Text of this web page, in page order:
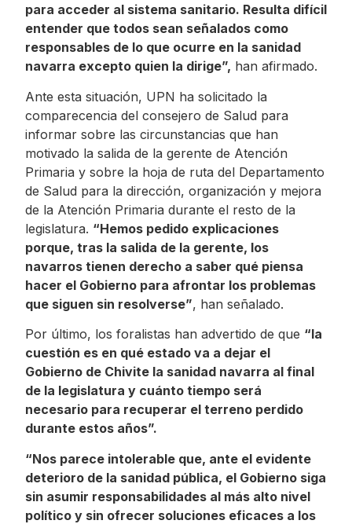
para acceder al sistema sanitario. Resulta difícil
entender que todos sean señalados como
responsables de lo que ocurre en la sanidad
navarra excepto quien la dirige”, han afirmado.
Ante esta situación, UPN ha solicitado la
comparecencia del consejero de Salud para
informar sobre las circunstancias que han
motivado la salida de la gerente de Atención
Primaria y sobre la hoja de ruta del Departamento
de Salud para la dirección, organización y mejora
de la Atención Primaria durante el resto de la
legislatura. “Hemos pedido explicaciones
porque, tras la salida de la gerente, los
navarros tienen derecho a saber qué piensa
hacer el Gobierno para afrontar los problemas
que siguen sin resolverse”, han señalado.
Por último, los foralistas han advertido de que “la
cuestión es en qué estado va a dejar el
Gobierno de Chivite la sanidad navarra al final
de la legislatura y cuánto tiempo será
necesario para recuperar el terreno perdido
durante estos años”.
“Nos parece intolerable que, ante el evidente
deterioro de la sanidad pública, el Gobierno siga
sin asumir responsabilidades al más alto nivel
político y sin ofrecer soluciones eficaces a los